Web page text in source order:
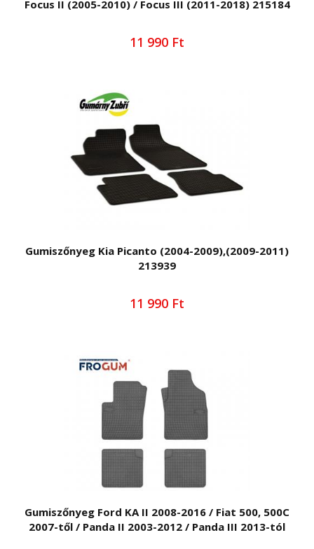
Focus II (2005-2010) / Focus III (2011-2018) 215184
11 990 Ft
Gumiszőnyeg Kia Picanto (2004-2009),(2009-2011)
213939
11 990 Ft
Gumiszőnyeg Ford KA II 2008-2016 / Fiat 500, 500C
2007-től / Panda II 2003-2012 / Panda III 2013-tól